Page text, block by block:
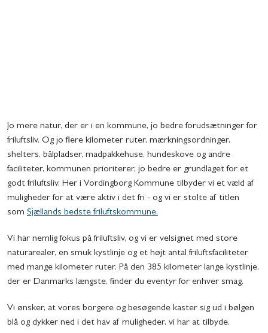
Jo mere natur, der er i en kommune, jo bedre forudsætninger for
friluftsliv. Og jo flere kilometer ruter, mærkningsordninger,
shelters, bålpladser, madpakkehuse, hundeskove og andre
faciliteter, kommunen prioriterer, jo bedre er grundlaget for et
godt friluftsliv. Her i Vordingborg Kommune tilbyder vi et væld af
muligheder for at være aktiv i det fri - og vi er stolte af titlen
som Sjællands bedste friluftskommune.
Vi har nemlig fokus på friluftsliv, og vi er velsignet med store
naturarealer, en smuk kystlinje og et højt antal friluftsfaciliteter
med mange kilometer ruter. På den 385 kilometer lange kystlinje,
der er Danmarks længste, finder du eventyr for enhver smag.
Vi ønsker, at vores borgere og besøgende kaster sig ud i bølgen
blå og dykker ned i det hav af muligheder, vi har at tilbyde.